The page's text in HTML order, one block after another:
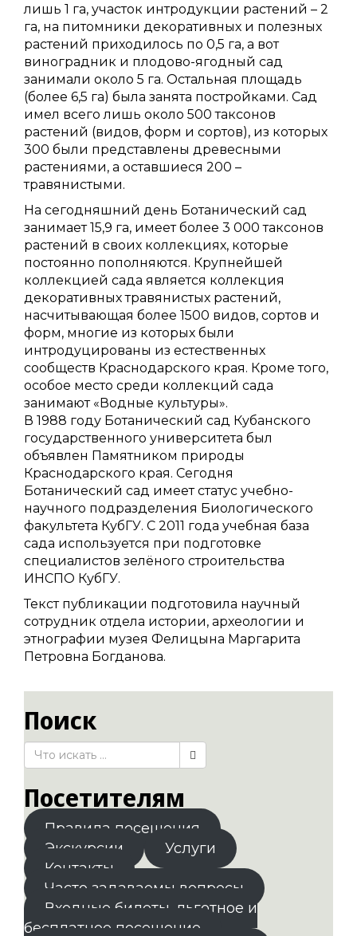
лишь 1 га, участок интродукции растений – 2
га, на питомники декоративных и полезных
растений приходилось по 0,5 га, а вот
виноградник и плодово-ягодный сад
занимали около 5 га. Остальная площадь
(более 6,5 га) была занята постройками. Сад
имел всего лишь около 500 таксонов
растений (видов, форм и сортов), из которых
300 были представлены древесными
растениями, а оставшиеся 200 –
травянистыми.
На сегодняшний день Ботанический сад
занимает 15,9 га, имеет более 3 000 таксонов
растений в своих коллекциях, которые
постоянно пополняются. Крупнейшей
коллекцией сада является коллекция
декоративных травянистых растений,
насчитывающая более 1500 видов, сортов и
форм, многие из которых были
интродуцированы из естественных
сообществ Краснодарского края. Кроме того,
особое место среди коллекций сада
занимают «Водные культуры».
В 1988 году Ботанический сад Кубанского
государственного университета был
объявлен Памятником природы
Краснодарского края. Сегодня
Ботанический сад имеет статус учебно-
научного подразделения Биологического
факультета КубГУ. С 2011 года учебная база
сада используется при подготовке
специалистов зелёного строительства
ИНСПО КубГУ.
Текст публикации подготовила научный
сотрудник отдела истории, археологии и
этнографии музея Фелицына Маргарита
Петровна Богданова.
Поиск
Посетителям
Правила посещения
Экскурсии
Услуги
Контакты
Часто задаваемы вопросы
Входные билеты. льготное и
бесплатное посещение